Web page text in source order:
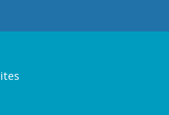
à 19h ; 📅 Vendredi 28 août dans
au moment de trier ? Vous n’êtes pas